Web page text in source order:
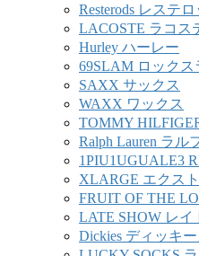
Resterods レステ
LACOSTE ラコス
Hurley ハーレー
69SLAM ロックス
SAXX サックス
WAXX ワックス
TOMMY
Ralph Lauren ラル
1PIU1UGUALE3
XLARGE エクス
FRUIT OF THE
LATE SHOW レイ
Dickies ディッキ